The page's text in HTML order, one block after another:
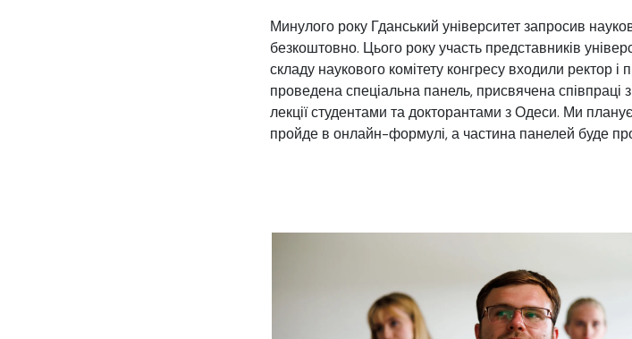
Минулого року Гданський університет запросив
безкоштовно. Цього року участь представників
складу наукового комітету конгресу входили ректор і
проведена спеціальна панель, присвячена співпраці
лекції студентами та докторантами з Одеси. Ми
пройде в онлайн-формулі, а частина панелей буде